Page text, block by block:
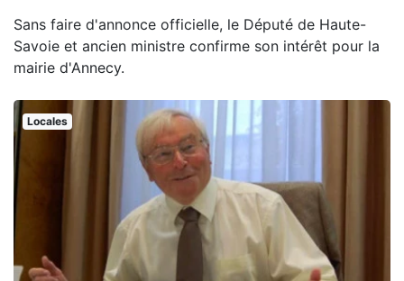
Sans faire d'annonce officielle, le Député de Haute-
Savoie et ancien ministre confirme son intérêt pour la
mairie d'Annecy.
Locales